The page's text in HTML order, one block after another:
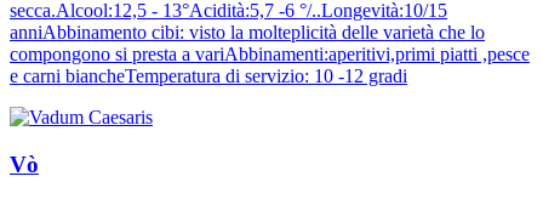
secca.Alcool:12,5 - 13°Acidità:5,7 -6 °/..Longevità:10/15
anniAbbinamento cibi: visto la molteplicità delle varietà che lo
compongono si presta a variAbbinamenti:aperitivi,primi piatti ,pesce
e carni biancheTemperatura di servizio: 10 -12 gradi
Vò